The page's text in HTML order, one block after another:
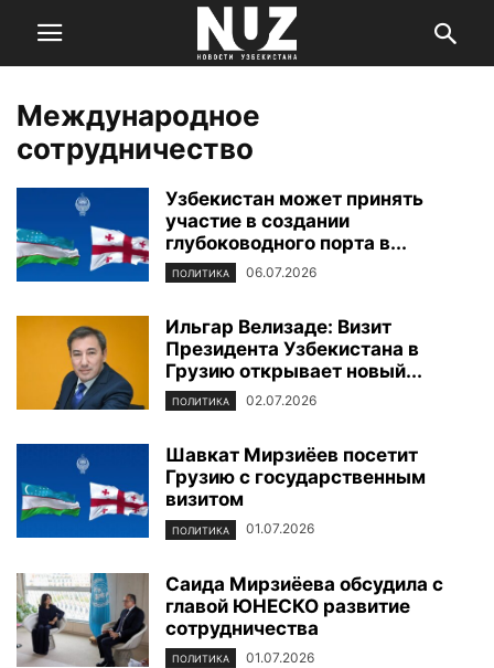
Международное
сотрудничество
Узбекистан может принять
участие в создании
глубоководного порта в...
ПОЛИТИКА 06.07.2026
Ильгар Велизаде: Визит
Президента Узбекистана в
Грузию открывает новый...
ПОЛИТИКА 02.07.2026
Шавкат Мирзиёев посетит
Грузию с государственным
визитом
ПОЛИТИКА 01.07.2026
Саида Мирзиёева обсудила с
главой ЮНЕСКО развитие
сотрудничества
ПОЛИТИКА 01.07.2026